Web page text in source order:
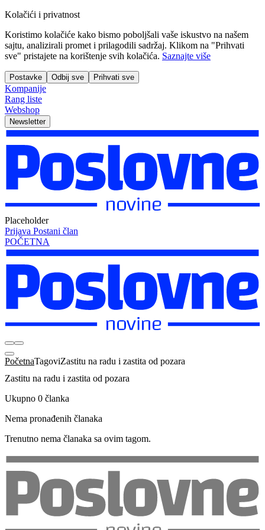
Kolačići i privatnost
Koristimo kolačiće kako bismo poboljšali vaše iskustvo na našem
sajtu, analizirali promet i prilagodili sadržaj. Klikom na "Prihvati
sve" pristajete na korištenje svih kolačića. Saznajte više
Postavke Odbij sve Prihvati sve
Kompanije
Rang liste
Webshop
Newsletter
Placeholder
Prijava Postani član
POČETNA
PočetnaTagoviZastitu na radu i zastita od pozara
Zastitu na radu i zastita od pozara
Ukupno 0 članka
Nema pronađenih članaka
Trenutno nema članaka sa ovim tagom.